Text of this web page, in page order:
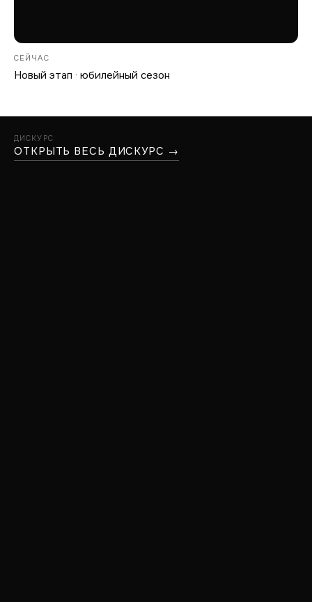
СЕЙЧАС
Новый этап · юбилейный сезон
ДИСКУРС
ОТКРЫТЬ ВЕСЬ ДИСКУРС →